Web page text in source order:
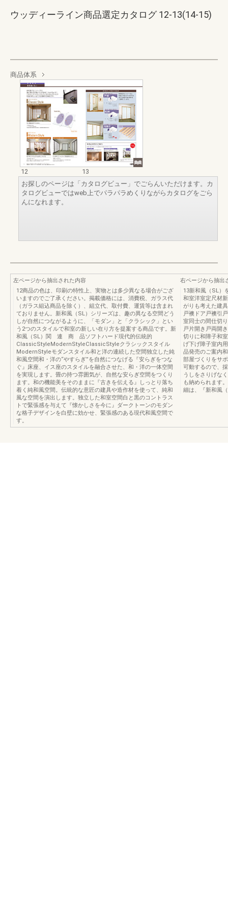
ウッディーライン商品選定カタログ 12-13(14-15)
商品体系
12
13
お探しのページは「カタログビュー」でごらんいただけます。カ
タログビューではweb上でパラパラめくりながらカタログをごら
んになれます。
左ページから抽出された内容
12商品の色は、印刷の特性上、実物とは多少異なる場合がござ
いますのでご了承ください。掲載価格には、消費税、ガラス代
（ガラス組込商品を除く）、組立代、取付費、運賃等は含まれ
ておりません。新和風（SL）シリーズは、趣の異なる空間どう
しが自然につながるように、「モダン」と「クラシック」とい
う2つのスタイルで和室の新しい在り方を提案する商品です。新
和風（SL）関 連 商 品ソフトハード現代的伝統的
ClassicStyleModernStyleClassicStyleクラシックスタイル
ModernStyleモダンスタイル和と洋の連続した空間独立した純
和風空間和・洋の“やすらぎ”を自然につなげる『安らぎをつな
ぐ』床座、イス座のスタイルを融合させた、和・洋の一体空間
を実現します。畳の持つ雰囲気が、自然な安らぎ空間をつくり
ます。和の機能美をそのままに『古きを伝える』しっとり落ち
着く純和風空間。伝統的な意匠の建具や造作材を使って、純和
風な空間を演出します。独立した和室空間白と黒のコントラス
トで緊張感を与えて『懐かしさを今に』ダークトーンのモダン
な格子デザインを白壁に効かせ、緊張感のある現代和風空間で
す。
右ページから抽出
13新和風（SL）
和室洋室定尺材
がりも考えた
戸襖ドア戸襖
室同士の間仕
戸片開き戸両開
切りに和障子和
げ下げ障子室内
品発売のご案内
部屋づくりをサ
可動するので、
うしをさりげな
も納められます
細は、『新和風